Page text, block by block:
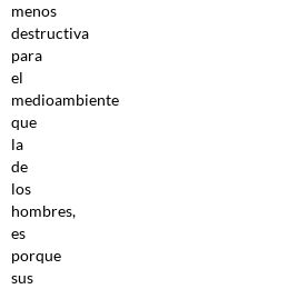
menos
destructiva
para
el
medioambiente
que
la
de
los
hombres,
es
porque
sus